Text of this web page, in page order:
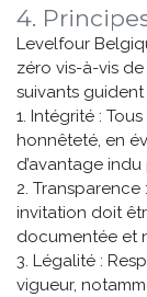
4.
Levelfour
zéro vis-à-vis
suivants
1. Intégrité :
honnêteté, en
d’avantage
2. Transparence
invitation doit
documentée et
3. Légalité :
vigueur,